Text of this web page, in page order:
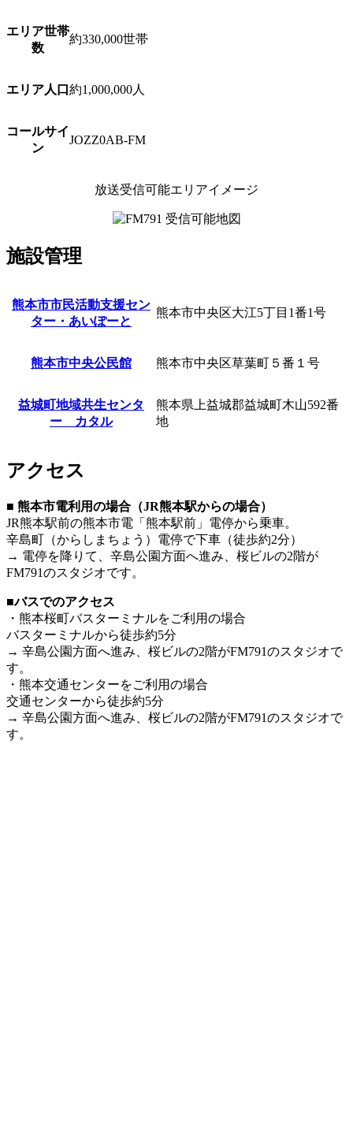
エリア世帯
数
約330,000世帯
エリア人口 約1,000,000人
コールサイ
ン
JOZZ0AB-FM
放送受信可能エリアイメージ
施設管理
熊本市市民活動支援セン
ター・あいぽーと
熊本市中央区大江5丁目1番1号
熊本市中央公民館 熊本市中央区草葉町５番１号
益城町地域共生センタ
ー カタル
熊本県上益城郡益城町木山592番
地
アクセス
■ 熊本市電利⽤の場合（JR熊本駅からの場合）
JR熊本駅前の熊本市電「熊本駅前」電停から乗⾞。
⾟島町（からしまちょう）電停で下⾞（徒歩約2分）
→ 電停を降りて、⾟島公園⽅⾯へ進み、桜ビルの2階が
FM791のスタジオです。
■バスでのアクセス
・熊本桜町バスターミナルをご利⽤の場合
バスターミナルから徒歩約5分
→ ⾟島公園⽅⾯へ進み、桜ビルの2階がFM791のスタジオで
す。
・熊本交通センターをご利⽤の場合
交通センターから徒歩約5分
→ ⾟島公園⽅⾯へ進み、桜ビルの2階がFM791のスタジオで
す。